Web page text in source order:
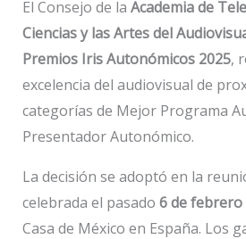
El Consejo de la Academia de
Ciencias y las Artes del
Premios Iris Autonómicos 2025,
excelencia del audiovisual de
categorías de Mejor Programa
Presentador Autonómico.
La decisión se adoptó en la
celebrada el pasado 6 de febrero
Casa de México en España. Los